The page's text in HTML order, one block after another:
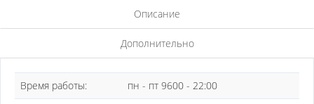
Описание
Дополнительно
Время работы:
пн - пт 9600 - 22:00